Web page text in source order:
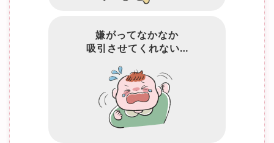
嫌がってなかなか
吸引させてくれない…